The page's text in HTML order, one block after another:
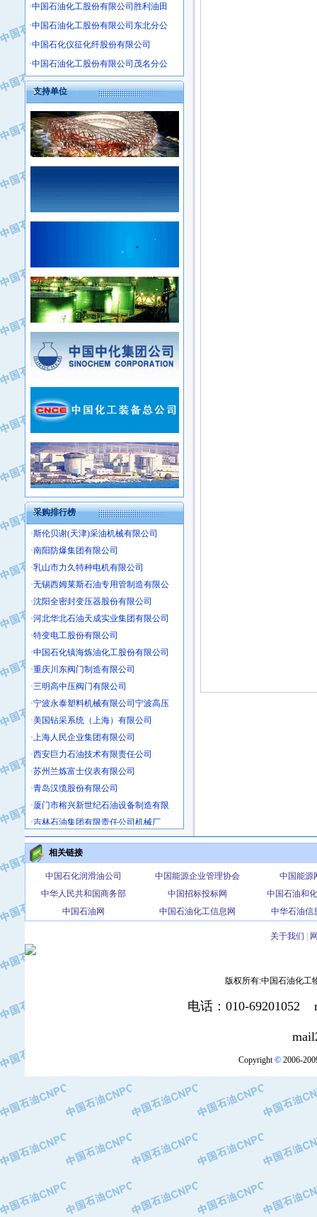
·浙江瑞普环境技术有限公司
·华北石油新大禹环保设备有限公司
·河北翼凌机械制造总厂
·萍乡市庞泰化工填料有限公司
·实华(天津)国际贸易有限公司
·上海宝钢商贸有限公司
·辽河石油勘探局总机械厂
·正泰集团
·华北油田科达开发有限公司
·上海高桥电缆（集团）有限公司
·江苏丹化集团有限责任公司
·山特电子（深圳）有限公司
·常州市中兴石油化工助剂有限公司
·姜堰市三联助剂有限公司
·四川中光高技术研究所有限责任公司
·江苏天安防雷工程有限责任公司
·山东东营胜利工业园区
·自贡五洲防腐安装有限公司
·中国石油化工股份有限公司胜利油田
·中国石油化工股份有限公司东北分公
·中国石化仪征化纤股份有限公司
·中国石油化工股份有限公司茂名分公
支持单位
采购排行榜
·西安长庆钻宇集团咸阳石化有限公司
·新疆新冠控制系统工程有限公司
·新疆安维消防设施器材有限公司
·华北石油津工机械制造有限公司
·中国石化茂名石化分公司
·上海山武控制仪表有限公司
·上海赛科石油化工有限责任公司
·河北卓唯钢管制造有限公司
·上海高桥石化
·中国石化扬子石油化工股份有限公司
·中国石化上海石油化工股份有限公司
·中国石油长庆油田分公司
·中国石油宁夏石化分公司
·山东墨龙石油机械股份有限公司
·大庆油田物资集团
·斯伦贝谢(天津)采油机械有限公司
·南阳防爆集团有限公司
·大港油田集团中成机械制造有限公司
·承德司达石油装备开发公司
·大港油田集团中成机械制造有限公司
·四川明星电缆有限公司
·中国石油大庆石油化工总厂
·北京三盈联合石油技术有限公司
·北京长空工业有限公司
·河北保定天威集团特变电气有限公司
·中国石油抚顺石化公司
·中国石油辽阳石油化纤公司
·托肯恒山科技（广州）有限公司
·中国石油兰州石油化工公司
·大庆油田有限责任公司
·中国石油辽河油田分公司
相关链接
中国石化润滑油公司 中国能源企业管理协会
中国能源
中华人民共和国商务部
中国招标投标网
中国石油和
中国石油网
中国石油化工信息网 中华石油信
关于我们
版权所有:中国石油化工
电话：010-69201052
Copyright©2006-